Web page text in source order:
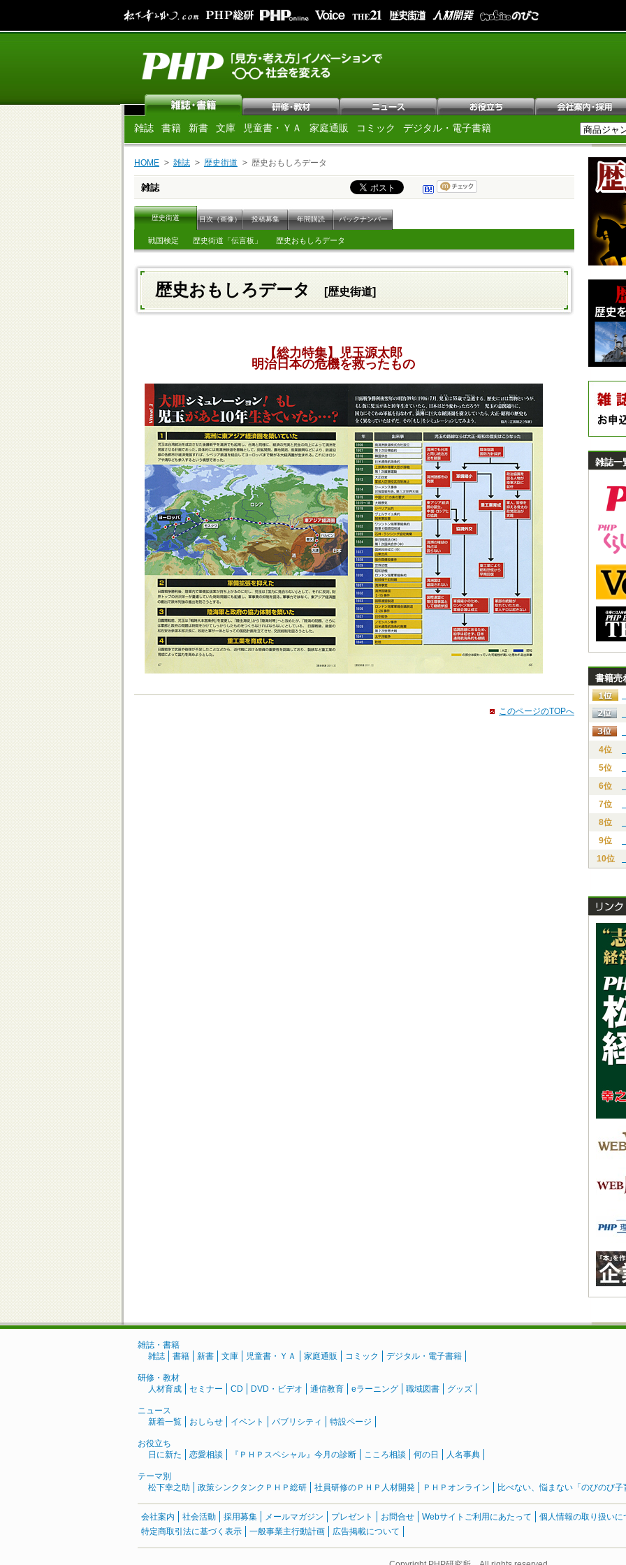
雑誌 書籍 新書 文庫 児童書・ＹＡ 家庭通販 コミック デジタル・電子書籍
HOME 雑誌 歴史街道 歴史おもしろデータ
雑誌
歴史街道 目次（画像） 投稿募集 年間購読 バックナンバー
戦国検定 歴史街道「伝言板」 歴史おもしろデータ
歴史おもしろデータ [歴史街道]
【総力特集】児玉源太郎
明治日本の危機を救ったもの
このページのTOPへ
雑誌一
書籍売
4位
5位
6位
7位
8位
9位
10位
雑誌・書籍
雑誌
書籍 新書 文庫 児童書・ＹＡ 家庭通販 コミック デジタル・電子書籍
研修・教材
人材育成
セミナー CD DVD・ビデオ 通信教育 eラーニング 職域図書 グッズ
ニュース
新着一覧
おしらせ イベント パブリシティ 特設ページ
お役立ち
日に新た
恋愛相談 『ＰＨＰスペシャル』今月の診断 こころ相談 何の日 人名事典
テーマ別
松下幸之助
政策シンクタンクＰＨＰ総研 社員研修のＰＨＰ人材開発 ＰＨＰオンライン 比べない、悩まない「のびのび
会社案内 社会活動 採用募集 メールマガジン プレゼント お問合せ Webサイトご利用にあたって
個人情報の取り扱いに
特定商取引法に基づく表示
一般事業主行動計画 広告掲載について